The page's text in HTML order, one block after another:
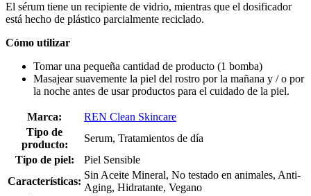
El sérum tiene un recipiente de vidrio, mientras que el dosificador
está hecho de plástico parcialmente reciclado.
Cómo utilizar
Tomar una pequeña cantidad de producto (1 bomba)
Masajear suavemente la piel del rostro por la mañana y / o por
la noche antes de usar productos para el cuidado de la piel.
Marca:
REN Clean Skincare
Tipo de
producto:
Serum, Tratamientos de día
Tipo de piel:
Piel Sensible
Características:
Sin Aceite Mineral, No testado en animales, Anti-
Aging, Hidratante, Vegano